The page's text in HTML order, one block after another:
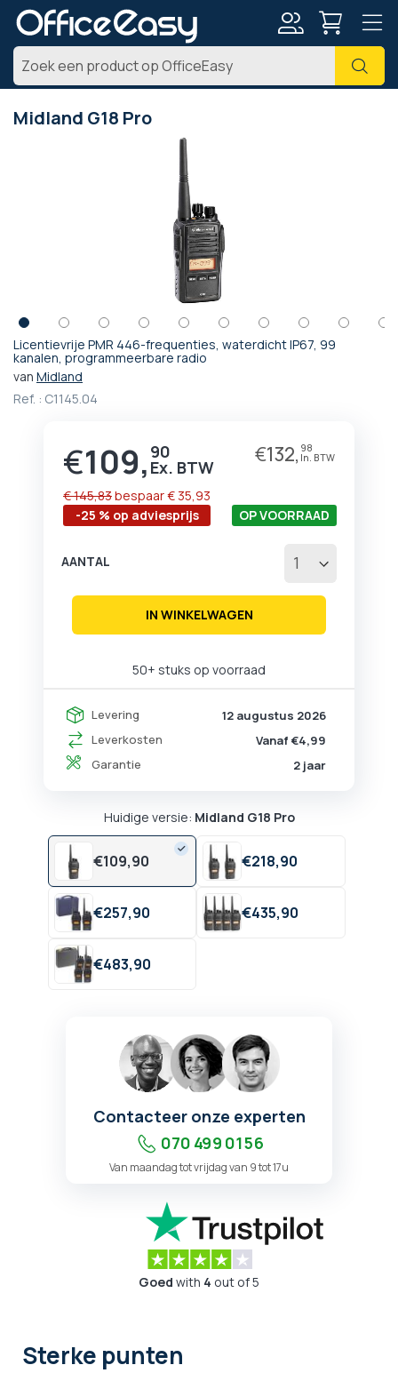
Zoek
Midland G18 Pro
Licentievrije PMR 446-frequenties, waterdicht IP67, 99
kanalen, programmeerbare radio
van Midland
Ref. : C1145.04
Prijs
€109, 90 €132, 98
-25 % op adviesprijs
€ 145,83bespaar€ 35,93
50+ stuks op voorraad
OP VOORRAAD
Levering
12 augustus 2026
Leverkosten
Vanaf €4,99
Garantie
2 jaar
AANTAL
IN WINKELWAGEN
Huidige versie: Midland G18 Pro
€109,90 €218,90
€257,90 €435,90
€483,90
Ga
naar
begin
afbeeldingen-
Contacteer onze experten
070 499 01 56
Van maandag tot vrijdag van 9 tot 17u
Goed with 4 out of 5
Sterke punten